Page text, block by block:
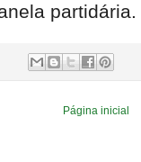
partidária.
Página inicial